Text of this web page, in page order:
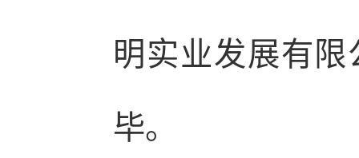
明实业发展有限
毕。